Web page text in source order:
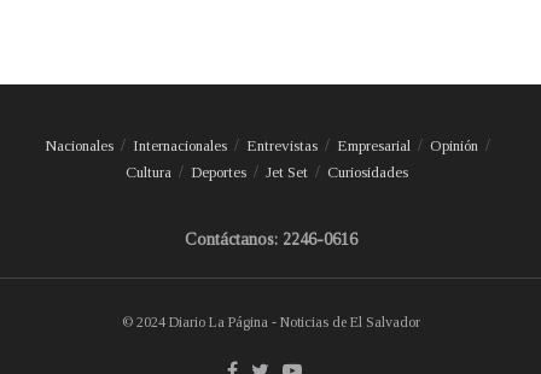
Nacionales Internacionales Entrevistas Empresarial
Opinión
Cultura
Deportes Jet Set Curiosidades
Contáctanos: 2246-0616
© 2024 Diario La Página - Noticias de El Salvador